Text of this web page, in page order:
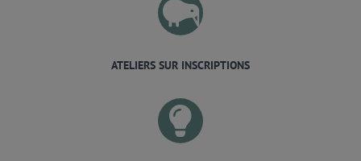
ATELIERS SUR INSCRIPTIONS